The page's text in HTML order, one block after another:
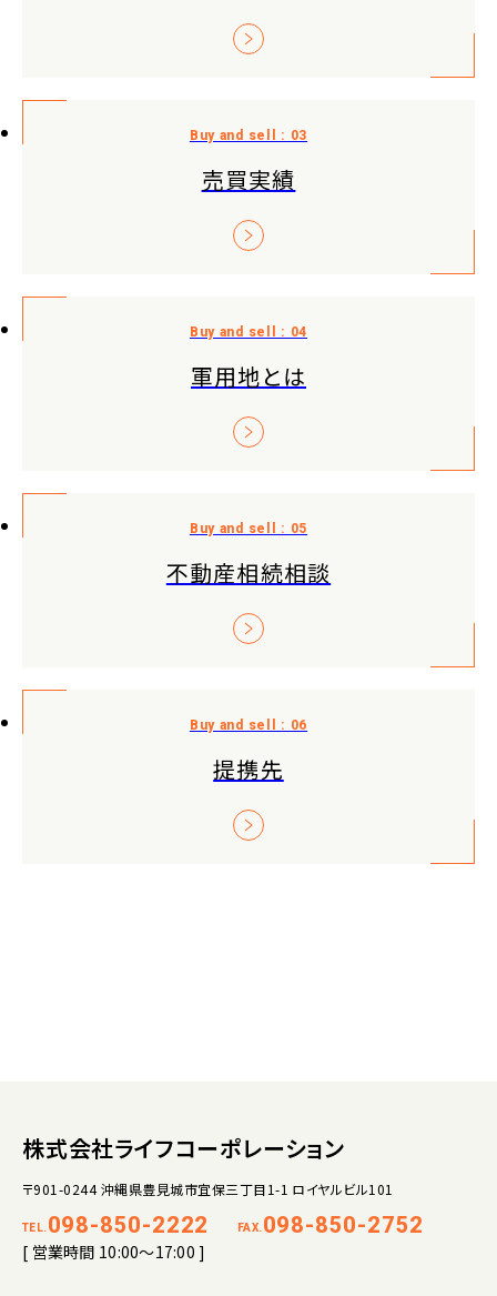
売買実績
軍用地とは
不動産相続相談
提携先
株式会社ライフコーポレーション
〒901-0244 沖縄県豊見城市宜保三丁目1-1 ロイヤルビル101
TEL. 098-850-2222 FAX. 098-850-2752
[ 営業時間 10:00～17:00 ]